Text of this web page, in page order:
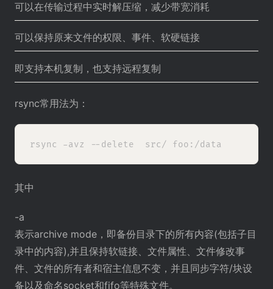
可以在传输过程中实时解压缩，减少带宽消耗
可以保持原来文件的权限、事件、软硬链接
即支持本机复制，也支持远程复制
rsync常用法为：
其中
-a
表示archive mode，即备份目录下的所有内容(包括子目
录中的内容),并且保持软链接、文件属性、文件修改事
件、文件的所有者和宿主信息不变，并且同步字符/块设
备以及命名socket和fifo等特殊文件。